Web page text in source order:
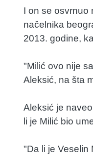
I on se osvrnuo
načelnika
2013. godine,
"Milić ovo nije
Aleksić, na šta
Aleksić je
li je Milić bio
"Da li je Veselin